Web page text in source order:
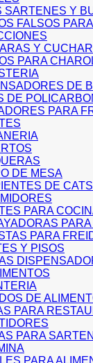
SARTENES Y
FALSOS
Y
PARA
DE
DE
PARA
DE MESA
DE
PARA
PARA
Y PISOS
DE
PARA
PARA
PARA